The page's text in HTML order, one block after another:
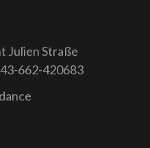
Julien Straße
662-420683